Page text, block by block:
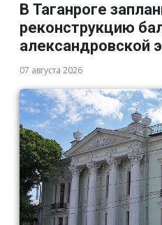
В Таганроге
реконструкцию
александровской
07 августа 2026